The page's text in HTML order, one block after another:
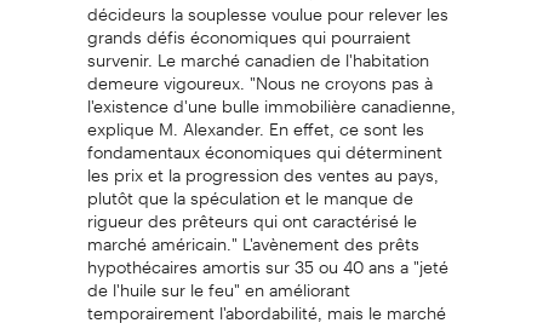
grands défis économiques qui pourraient
survenir. Le marché canadien de l'habitation
demeure vigoureux. "Nous ne croyons pas à
l'existence d'une bulle immobilière canadienne,
explique M. Alexander. En effet, ce sont les
fondamentaux économiques qui déterminent
les prix et la progression des ventes au pays,
plutôt que la spéculation et le manque de
rigueur des prêteurs qui ont caractérisé le
marché américain." L'avènement des prêts
hypothécaires amortis sur 35 ou 40 ans a "jeté
de l'huile sur le feu" en améliorant
temporairement l'abordabilité, mais le marché